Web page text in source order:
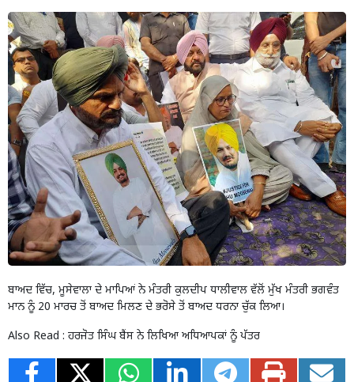
ਬਾਅਦ ਵਿੱਚ, ਮੂਸੇਵਾਲਾ ਦੇ ਮਾਪਿਆਂ ਨੇ ਮੰਤਰੀ ਕੁਲਦੀਪ ਧਾਲੀਵਾਲ ਵੱਲੋਂ ਮੁੱਖ ਮੰਤਰੀ ਭਗਵੰਤ
ਮਾਨ ਨੂੰ 20 ਮਾਰਚ ਤੋਂ ਬਾਅਦ ਮਿਲਣ ਦੇ ਭਰੋਸੇ ਤੋਂ ਬਾਅਦ ਧਰਨਾ ਚੁੱਕ ਲਿਆ।
Also Read : ਹਰਜੋਤ ਸਿੰਘ ਬੈਂਸ ਨੇ ਲਿਖਿਆ ਅਧਿਆਪਕਾਂ ਨੂੰ ਪੱਤਰ